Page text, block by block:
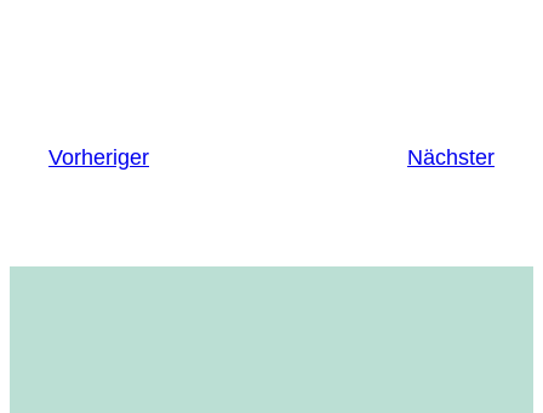
Vorheriger Nächster